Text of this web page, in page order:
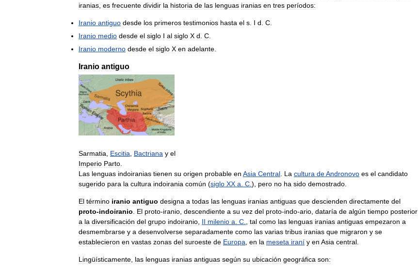
iranias, es frecuente dividir la historia de las lenguas iranias en tres períodos:
Iranio antiguo desde los primeros testimonios hasta el s. I d. C.
Iranio medio desde el siglo I al siglo X d. C.
Iranio moderno desde el siglo X en adelante.
Iranio antiguo
Sarmatia Escitia Bactriana y el
Imperio Parto
Las lenguas indoiranias tienen su origen probable en Asia Central La cultura deAndronovo es el candidato
sugerido para la cultura indoirania común (siglo XX a C ), pero no ha sido demostrado
El término iranio antiguo designa a todas las lenguas iranias antiguas que descienden directamente del
proto-indoiranio El proto-iranio descendiente a su vez del proto-indo-ario dataría de algún tiempo posterior
a la diversificación del grupo indoiranio II milenio a C tal como las lenguas iranias antiguas empezaron a
desmembrarse y a desenvolverse separadamente como las varias tribus iranias que migraron y se
establecieron en vastas zonas del suroeste de Europa en la meseta iraní y en Asia central
Lingüísticamente las lenguas iranias antiguas según su ubicación geográfica son: